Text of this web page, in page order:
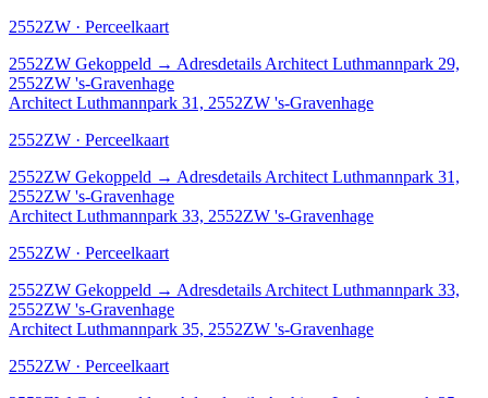
2552ZW · Perceelkaart
2552ZW Gekoppeld → Adresdetails Architect Luthmannpark 29,
2552ZW 's-Gravenhage
Architect Luthmannpark 31, 2552ZW 's-Gravenhage
2552ZW · Perceelkaart
2552ZW Gekoppeld → Adresdetails Architect Luthmannpark 31,
2552ZW 's-Gravenhage
Architect Luthmannpark 33, 2552ZW 's-Gravenhage
2552ZW · Perceelkaart
2552ZW Gekoppeld → Adresdetails Architect Luthmannpark 33,
2552ZW 's-Gravenhage
Architect Luthmannpark 35, 2552ZW 's-Gravenhage
2552ZW · Perceelkaart